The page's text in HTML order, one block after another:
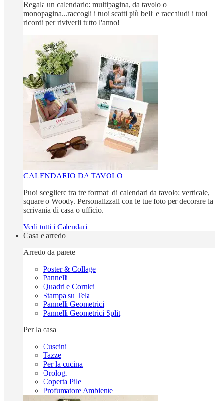
Regala un calendario: multipagina, da tavolo o
monopagina...raccogli i tuoi scatti più belli e racchiudi i tuoi
ricordi per riviverli tutto l'anno!
CALENDARIO DA TAVOLO
Puoi scegliere tra tre formati di calendari da tavolo: verticale,
square o Woody. Personalizzali con le tue foto per decorare la
scrivania di casa o ufficio.
Vedi tutti i Calendari
Casa e arredo
Arredo da parete
Poster & Collage
Pannelli
Quadri e Cornici
Stampa su Tela
Pannelli Geometrici
Pannelli Geometrici Split
Per la casa
Cuscini
Tazze
Per la cucina
Orologi
Coperta Pile
Profumatore Ambiente